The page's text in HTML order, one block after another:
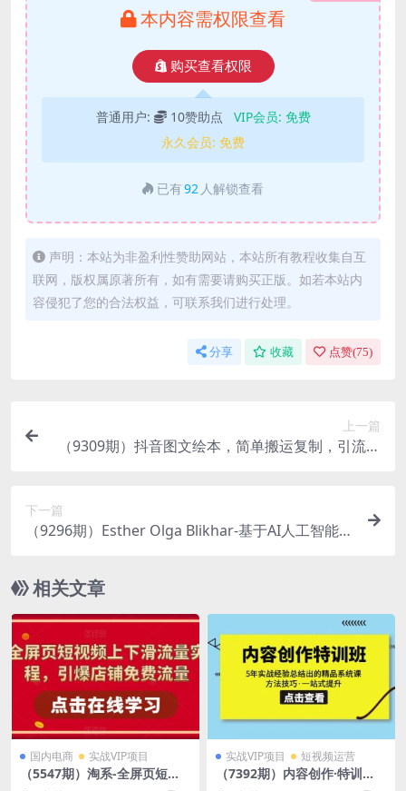
本内容需权限查看
购买查看权限
普通用户: 10赞助点 VIP会员: 免费
永久会员: 免费
已有92 人解锁查看
声明：本站为非盈利性赞助网站，本站所有教程收集自互
联网，版权属原著所有，如有需要请购买正版。如若本站内
容侵犯了您的合法权益，可联系我们进行处理。
分享 收藏 点赞(75)
上一篇
（9309期）抖音图文绘本，简单搬运复制，引流私
下一篇
（9296期）Esther Olga Blikhar-基于AI人工智能的
相关文章
国内电商 实战VIP项目
（5547期）淘系-全屏页短视
实战VIP项目 短视频运营
（7392期）内容创作·特训